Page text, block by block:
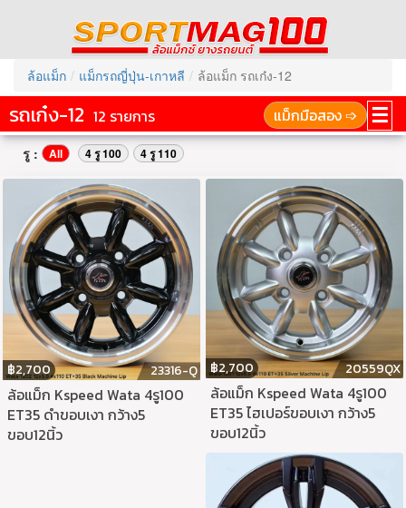
ล้อแม็ก แม็กรถญี่ปุ่น-เกาหลี ล้อแม็ก รถเก๋ง-12
☰
รถเก๋ง-12 แม็กมือสอง ➩
12 รายการ
รู : All 4 รู 100 4 รู 110
฿2,700 23316-Q
ล้อแม็ก Kspeed Wata 4รู100
ET35 ดำขอบเงา กว้าง5
ขอบ12นิ้ว
฿2,700 20559QX
ล้อแม็ก Kspeed Wata 4รู100
ET35 ไฮเปอร์ขอบเงา กว้าง5
ขอบ12นิ้ว